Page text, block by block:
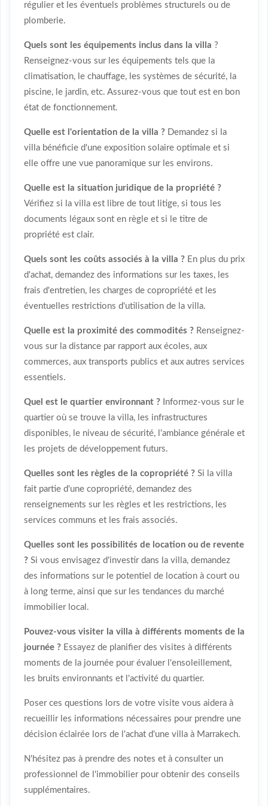
régulier et les éventuels problèmes structurels ou de
plomberie.
Quels sont les équipements inclus dans la villa ?
Renseignez-vous sur les équipements tels que la
climatisation, le chauffage, les systèmes de sécurité, la
piscine, le jardin, etc. Assurez-vous que tout est en bon
état de fonctionnement.
Quelle est l'orientation de la villa ?Demandez si la
villa bénéficie d'une exposition solaire optimale et si
elle offre une vue panoramique sur les environs.
Quelle est la situation juridique de la propriété ?
Vérifiez si la villa est libre de tout litige, si tous les
documents légaux sont en règle et si le titre de
propriété est clair.
Quels sont les coûts associés à la villa ?En plus du prix
d'achat, demandez des informations sur les taxes, les
frais d'entretien, les charges de copropriété et les
éventuelles restrictions d'utilisation de la villa.
Quelle est la proximité des commodités ?Renseignez-
vous sur la distance par rapport aux écoles, aux
commerces, aux transports publics et aux autres services
essentiels.
Quel est le quartier environnant ?Informez-vous sur le
quartier où se trouve la villa, les infrastructures
disponibles, le niveau de sécurité, l'ambiance générale et
les projets de développement futurs.
Quelles sont les règles de la copropriété ?Si la villa
fait partie d'une copropriété, demandez des
renseignements sur les règles et les restrictions, les
services communs et les frais associés.
Quelles sont les possibilités de location ou de revente
?Si vous envisagez d'investir dans la villa, demandez
des informations sur le potentiel de location à court ou
à long terme, ainsi que sur les tendances du marché
immobilier local.
Pouvez-vous visiter la villa à différents moments de la
journée ?Essayez de planifier des visites à différents
moments de la journée pour évaluer l'ensoleillement,
les bruits environnants et l'activité du quartier.
Poser ces questions lors de votre visite vous aidera à
recueillir les informations nécessaires pour prendre une
décision éclairée lors de l'achat d'une villa à Marrakech.
N'hésitez pas à prendre des notes et à consulter un
professionnel de l'immobilier pour obtenir des conseils
supplémentaires.